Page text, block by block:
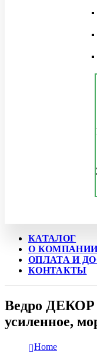
КАТАЛОГ
О
ОПЛАТА И
КОНТАКТЫ
Ведро ДЕКОР
усиленное,
Home